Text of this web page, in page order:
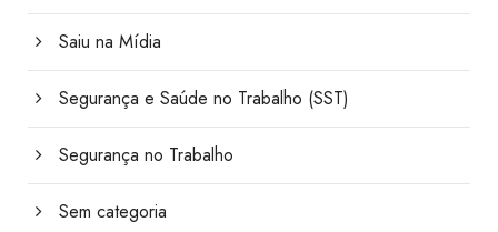
Saiu na Mídia
Segurança e Saúde no Trabalho (SST)
Segurança no Trabalho
Sem categoria